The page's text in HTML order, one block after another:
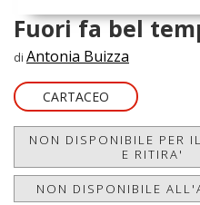
Fuori fa bel
di Antonia Buizza
CARTACEO
NON DISPONIBILE PER
E RITIRA'
NON DISPONIBILE